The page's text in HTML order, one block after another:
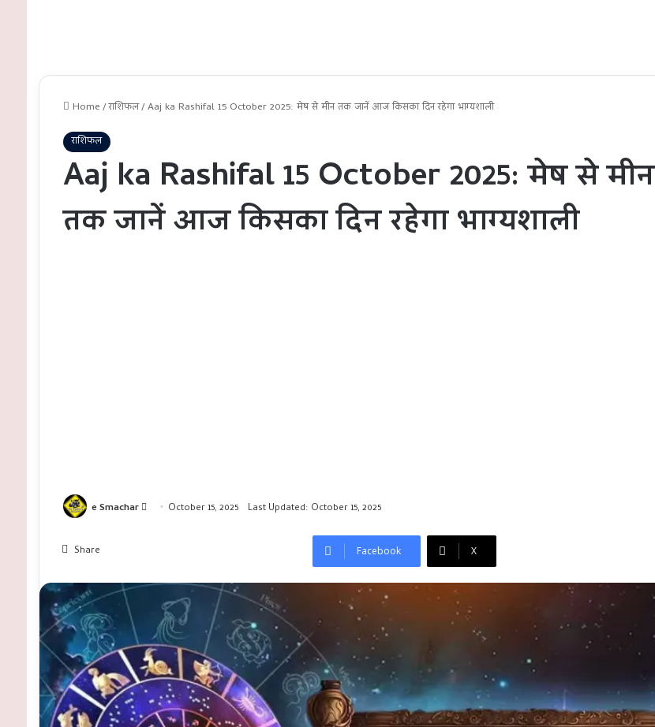
Home/राशिफल/Aaj ka Rashifal 15 October 2025: मेष से मीन तक जानें आज किसका दिन रहेगा भाग्यशाली
राशिफल
Aaj ka Rashifal 15 October 2025: मेष से मीन
तक जानें आज किसका दिन रहेगा भाग्यशाली
e Smachar Send October 15, 2025 Last Updated: October 15, 2025
Share Facebook X